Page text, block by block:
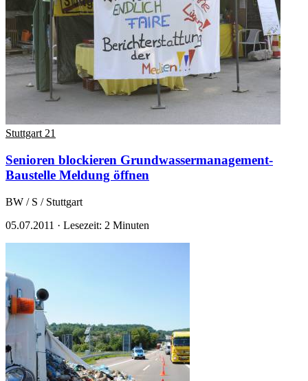
Stuttgart 21
Senioren blockieren Grundwassermanagement-
Baustelle Meldung öffnen
BW / S / Stuttgart
05.07.2011 · Lesezeit: 2 Minuten